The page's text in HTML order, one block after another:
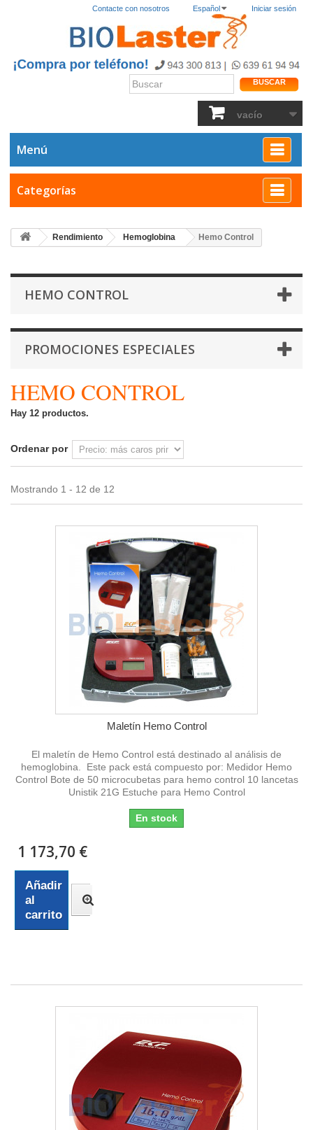
Iniciar sesión
Español
Contacte con nosotros
BUSCAR
vacío
Menú
Categorías
Rendimiento Hemoglobina Hemo Control
HEMO CONTROL
PROMOCIONES ESPECIALES
HEMO CONTROL
Hay 12 productos.
Ordenar por
Mostrando 1 - 12 de 12
Maletín Hemo Control
El maletín de Hemo Control está destinado al análisis de
hemoglobina. Este pack está compuesto por: Medidor Hemo
Control Bote de 50 microcubetas para hemo control 10 lancetas
Unistik 21G Estuche para Hemo Control
En stock
1 173,70 €
Añadir
al
carrito